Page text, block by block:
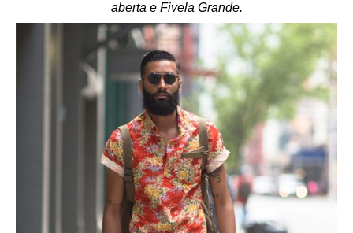
aberta e Fivela Grande.